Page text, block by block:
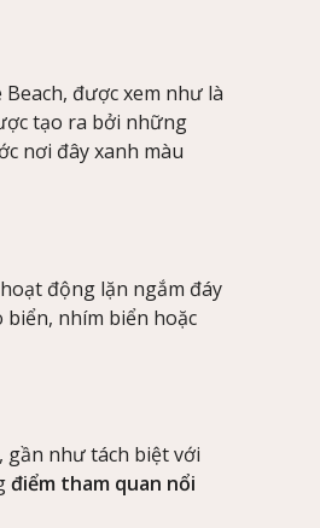
được xem như là
tạo ra bởi những
nơi đây xanh màu
động lặn ngắm đáy
nhím biển hoặc
gần như tách biệt với
điểm tham quan nổi